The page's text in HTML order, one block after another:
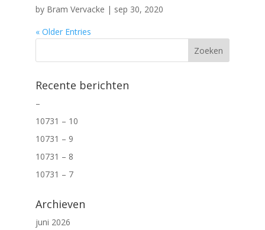
by Bram Vervacke | sep 30, 2020
« Older Entries
Recente berichten
–
10731 – 10
10731 – 9
10731 – 8
10731 – 7
Archieven
juni 2026